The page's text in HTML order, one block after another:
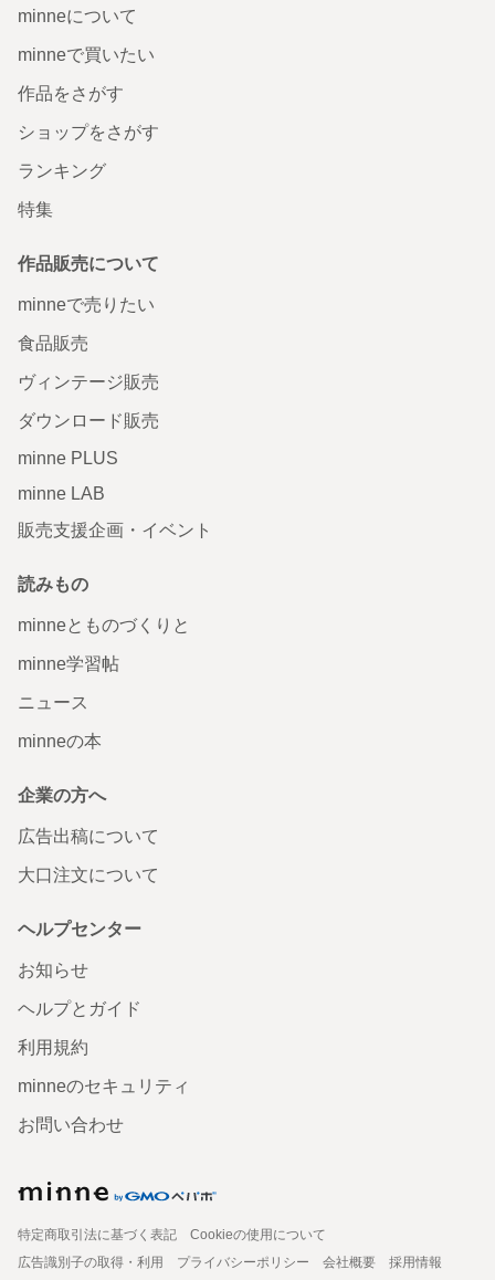
minneについて
minneで買いたい
作品をさがす
ショップをさがす
ランキング
特集
作品販売について
minneで売りたい
食品販売
ヴィンテージ販売
ダウンロード販売
minne PLUS
minne LAB
販売支援企画・イベント
読みもの
minneとものづくりと
minne学習帖
ニュース
minneの本
企業の方へ
広告出稿について
大口注文について
ヘルプセンター
お知らせ
ヘルプとガイド
利用規約
minneのセキュリティ
お問い合わせ
特定商取引法に基づく表記
Cookieの使用について
広告識別子の取得・利用
プライバシーポリシー 会社概要
採用情報